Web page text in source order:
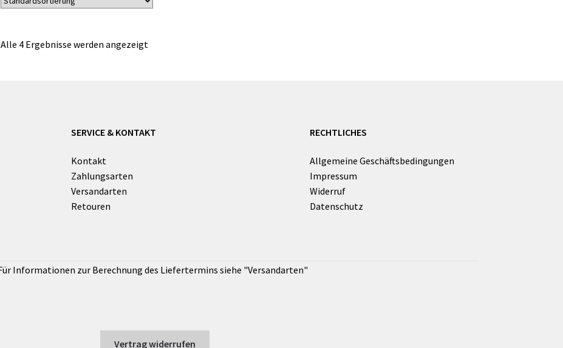
Alle 4 Ergebnisse werden angezeigt
SERVICE & KONTAKT
Kontakt
Zahlungsarten
Versandarten
Retouren
RECHTLICHES
Allgemeine Geschäftsbedingungen
Impressum
Widerruf
Datenschutz
Vertrag widerrufen